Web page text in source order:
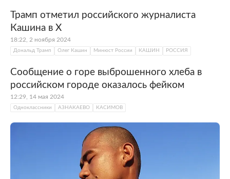
Трамп отметил российского журналиста
Кашина в X
18:22, 2 ноября 2024
Дональд Трамп Олег Кашин Минюст России КАШИН РОССИЯ
Сообщение о горе выброшенного хлеба в
российском городе оказалось фейком
12:29, 14 мая 2024
Одноклассники АЗНАКАЕВО КАСИМОВ